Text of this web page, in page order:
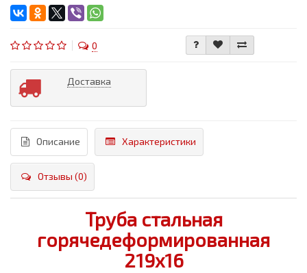
0
Доставка
Описание Характеристики
Отзывы (0)
Труба стальная
горячедеформированная
219x16